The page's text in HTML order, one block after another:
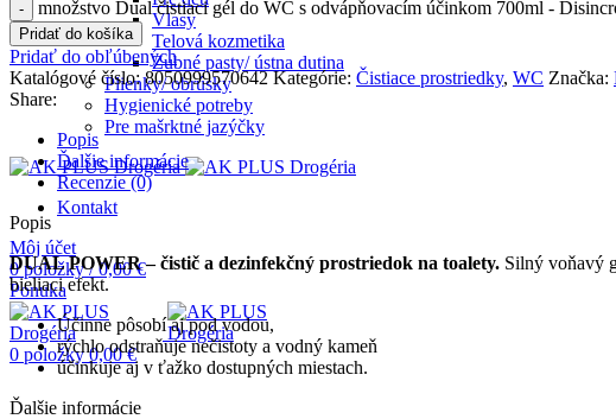
Vlasy
Telová kozmetika
Zubné pasty/ ústna dutina
Plienky/ obrúsky
Hygienické potreby
Pre mašrktné jazýčky
Kontakt
Môj účet
0položky / 0,00€
Ponuka
0 položky 0,00€
množstvo Dual čistiaci gél do WC s odvápňovacím účinkom 700ml -
Pridať do košíka
Pridať do obľúbených
Katalógové číslo:8050999570642Kategórie: Čistiace prostriedky, WC Značka:
Share:
Popis
Ďalšie informácie
Recenzie (0)
Popis
DUAL POWER – čistič a dezinfekčný prostriedok na toalety. Silný voňavý
bieliaci efekt.
Účinne pôsobí aj pod vodou,
rýchlo odstraňuje nečistoty a vodný kameň
účinkuje aj v ťažko dostupných miestach.
Ďalšie informácie